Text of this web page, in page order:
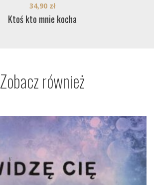
Ktoś kto mnie kocha
34,90 zł
Zobacz również